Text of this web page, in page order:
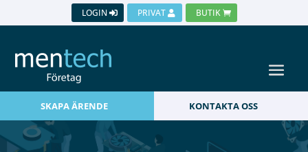
LOGIN PRIVAT BUTIK
SKAPA ÄRENDE KONTAKTA OSS